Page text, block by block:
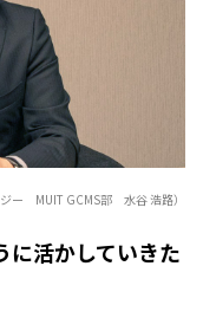
ジー MUIT GCMS部 水谷 浩路）
に活かしていきた